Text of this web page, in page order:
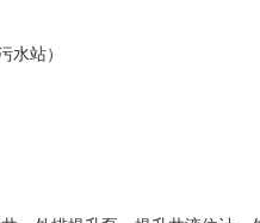
水站）